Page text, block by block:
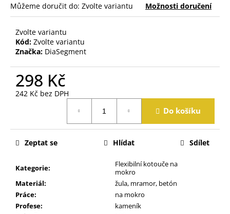
Můžeme doručit do: Zvolte variantu Možnosti doručení
Zvolte variantu
Kód: Zvolte variantu
Značka: DiaSegment
298 Kč
242 Kč bez DPH
Do košíku
Kategorie:
Flexibilní kotouče na
mokro
Materiál:
žula, mramor, betón
Práce:
na mokro
Profese:
kameník
Zeptat se Hlídat Sdílet
e
m
e